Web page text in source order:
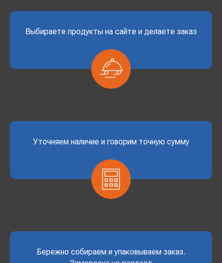
Выбираете продукты на сайте и делаете заказ
Уточняем наличие и говорим точную сумму
Бережно собираем и упаковываем заказ.